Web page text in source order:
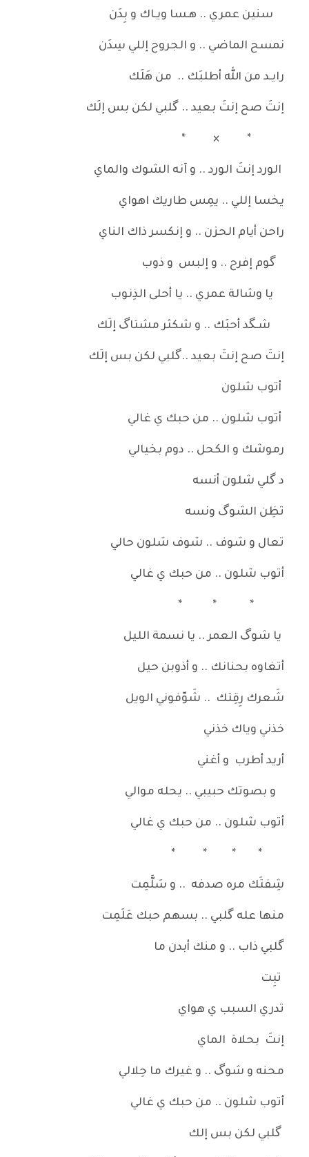
سنين عمري .. هـسا ويـاك و بِدَن
نمسح الماضي .. و الجروح إللي سِدَن
رايـد من الله أطلبَك .. من هَلَك
إنتَ صح إنتَ بعيد .. گلبي لكن بس إلَك
* × *
الورد إنتَ الورد .. و آنه الشوك والماي
يخسا إللي .. يمِس طاريك اهواي
راحن أيام الحزن .. و إنكسر ذاك الناي
گوم إفرح .. و إلبس و ذوب
يا وشالة عمري .. يا أحلى الذِنوب
شـگد أحبَك .. و شكثر مشتاگ إلَك
إنتَ صح إنتَ بعيد ..گلبي لكن بس إلَك
أتوب شلون
أتوب شلون .. من حبك ي غالي
رموشك و الكحل .. دوم بخيالي
د گلي شلون أنسه
تظِن الشوگ ونسه
تعال و شوف .. شوف شلون حالي
أتوب شلون .. من حبك ي غالي
* * *
يا شوگ العمر .. يا نسمة الليل
أتغاوه بحنانك .. و أذوبن حيل
شَعرك رِقِتك .. شَوّفوني الويل
خذني وياك خذني
أريد أطرب و أغني
و بصوتك حبيبي .. يحله موالي
أتوب شلون .. من حبك ي غالي
* * * *
شِفتَك مره صدفه .. و سَلَّمِت
منها عله گلبي .. بسهم حبك عَلَمِت
گلبي ذاب .. و منك أبدن ما
تبِت
تدري السبب ي هواي
إنتَ بحلاة الماي
محنه و شوگ .. و غيرك ما حِلالي
أتوب شلون .. من حبك ي غالي
گلبي لكن بس إلك